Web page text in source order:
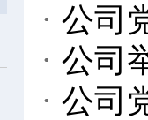
公司
公司
公司